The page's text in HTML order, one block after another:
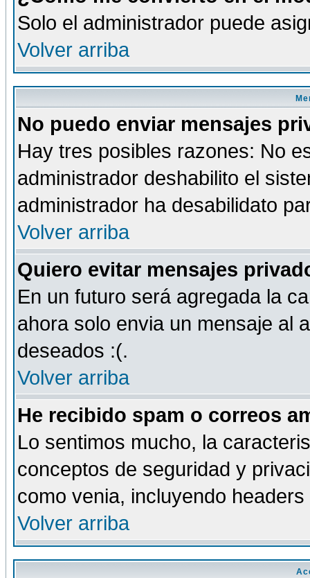
Solo el administrador puede
Volver arriba
No puedo enviar mensajes
Hay tres posibles razones: No
administrador deshabilito el
administrador ha desabilidato
Volver arriba
Quiero evitar mensajes
En un futuro será agregada la
ahora solo envia un mensaje al
deseados :(.
Volver arriba
He recibido spam o correos
Lo sentimos mucho, la
conceptos de seguridad y
como venia, incluyendo
Volver arriba